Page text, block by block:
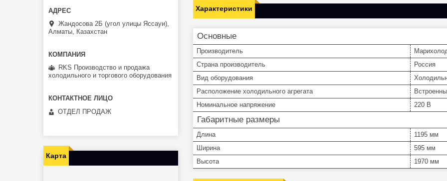
Характеристики
Основные
Производитель
Страна производитель
Россия
Вид оборудования
Расположение холодильного агрегата
Номинальное напряжение
220 В
Габаритные размеры
Длина
1195 мм
Ширина
595 мм
Высота
1970 мм
Жандосова 2Б (угол улицы Яссауи),
Алматы, Казахстан
RKS Производство и продажа
холодильного и торгового оборудования
ОТДЕЛ ПРОДАЖ
Карта